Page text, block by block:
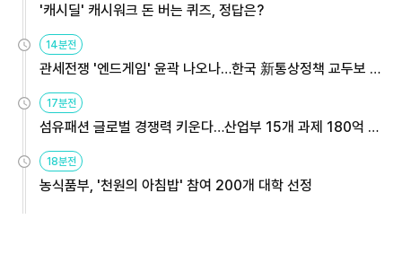
'캐시딜' 캐시워크 돈 버는 퀴즈, 정답은?
14분전
관세전쟁 '엔드게임' 윤곽 나오나…한국 新통상정책 교두보 활
17분전
섬유패션 글로벌 경쟁력 키운다…산업부 15개 과제 180억 지
18분전
농식품부, '천원의 아침밥' 참여 200개 대학 선정